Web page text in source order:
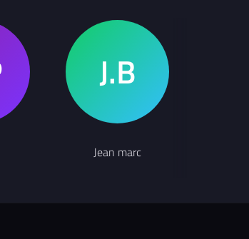
Jean marc